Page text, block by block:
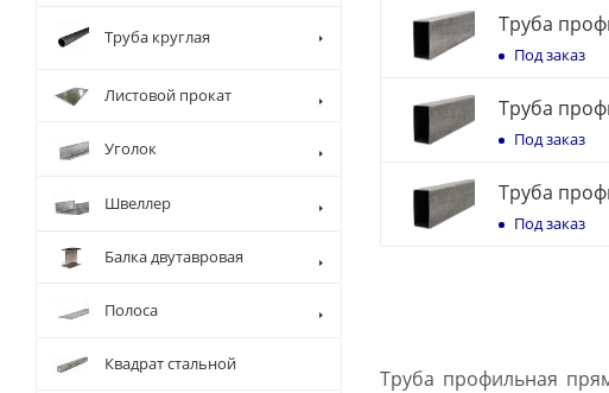
Труба
Под заказ
Труба
Под заказ
Труба
Под заказ
Труба профильная
Труба круглая
Листовой прокат
Уголок
Швеллер
Балка двутавровая
Полоса
Квадрат стальной